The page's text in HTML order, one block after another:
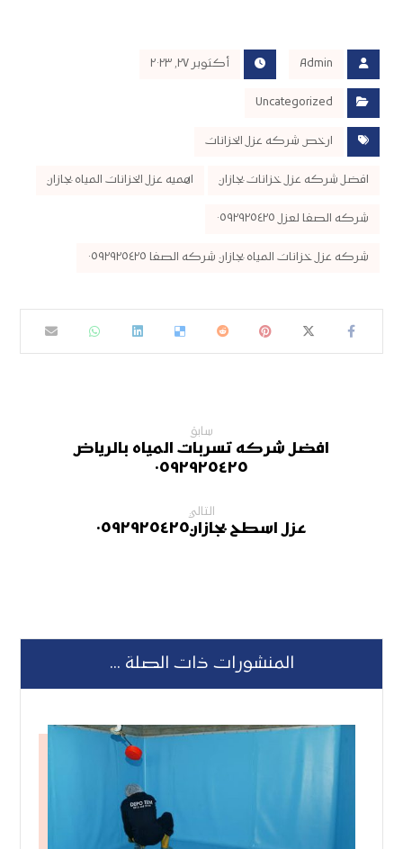
Admin أكتوبر ٢٧, ٢٠٢٣
Uncategorized
ارخص شركه عزل الخزانات
افضل شركه عزل خزانات بجازان اهميه عزل الخزانات المياه بجازان
شركه الصفا لعزل ٠٥٩٢٩٢٥٤٢٥
شركه عزل خزانات المياه بجازان شركه الصفا ٠٥٩٢٩٢٥٤٢٥
سابق
افضل شركه تسربات المياه بالرياض
٠٥٩٢٩٢٥٤٢٥
التالي
عزل اسطح بجازان٠٥٩٢٩٢٥٤٢٥
المنشورات ذات الصلة ...